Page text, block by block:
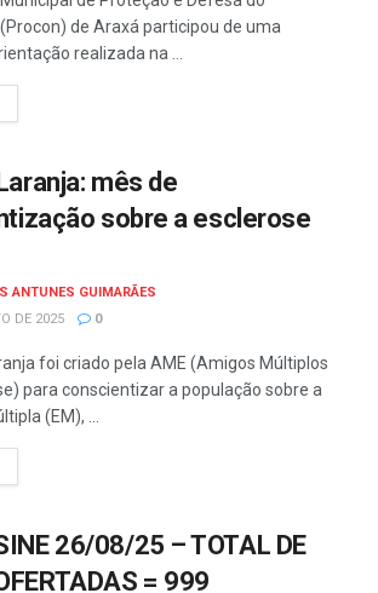
de Araxá participou de uma
realizada na ...
mês de
sobre a esclerose
ANTUNES GUIMARÃES
DE 2025
0
foi criado pela AME (Amigos Múltiplos
para conscientizar a população sobre a
(EM), ...
26/08/25 – TOTAL DE
= 999